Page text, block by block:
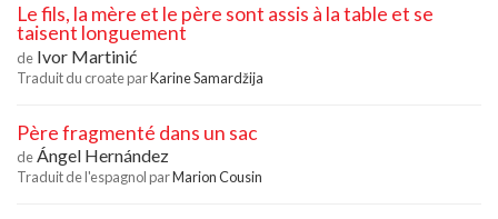
Le fils, la mère et le père sont assis à la table et se
taisent longuement
de Ivor Martinić
Traduit du croate parKarine Samardžija
Père fragmenté dans un sac
deÁngel Hernández
Traduit de l'espagnol parMarion Cousin